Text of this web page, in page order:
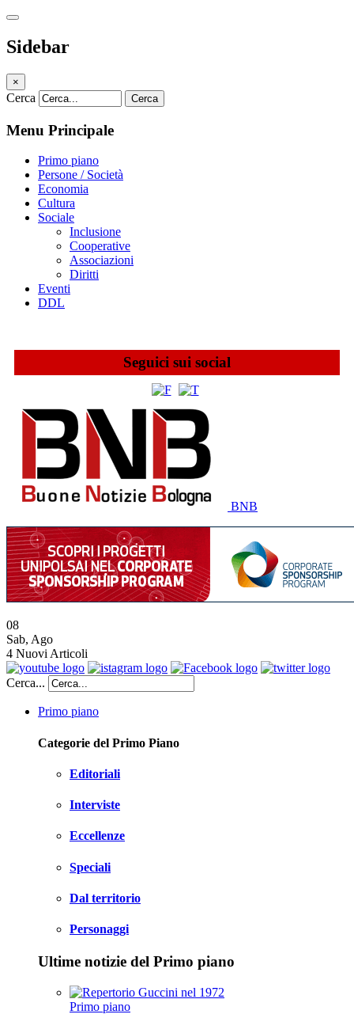
Sidebar
×
Cerca Cerca
Menu Principale
Primo piano
Persone / Società
Economia
Cultura
Sociale
Inclusione
Cooperative
Associazioni
Diritti
Eventi
DDL
Seguici sui social
BNB
08
Sab, Ago
4 Nuovi Articoli
Cerca...
Primo piano
Categorie del Primo Piano
Editoriali
Interviste
Eccellenze
Speciali
Dal territorio
Personaggi
Ultime notizie del Primo piano
Primo piano